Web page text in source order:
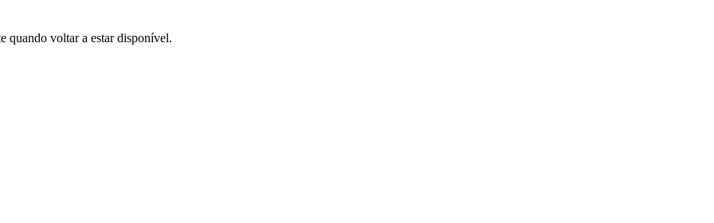
quando voltar a estar disponível.